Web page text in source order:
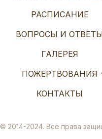
РАСПИСАНИЕ
ВОПРОСЫ И
ГАЛЕРЕЯ
ПОЖЕРТВОВАНИЯ
КОНТАКТЫ
© 2014-2024. Все права